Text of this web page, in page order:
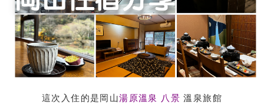
這次入住的是岡山湯原溫泉 八景 溫泉旅館